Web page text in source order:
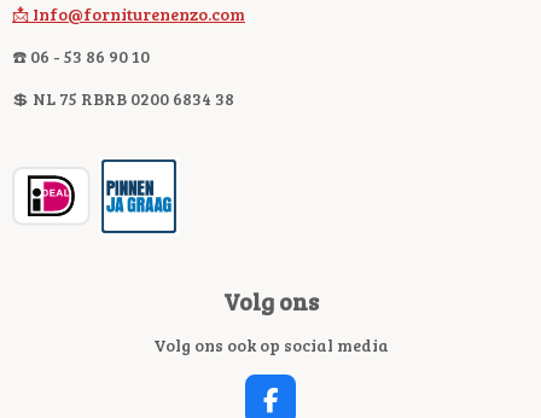
📩 Info@forniturenenzo.com
☎️ 06 - 53 86 90 10
💲 NL 75 RBRB 0200 6834 38
Volg ons
Volg ons ook op social media
F